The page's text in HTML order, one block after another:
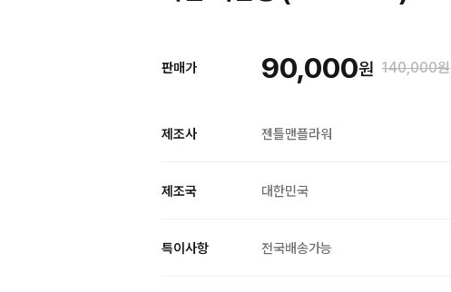
판매가 90,000원 140,000원
제조사 젠틀맨플라워
제조국 대한민국
특이사항 전국배송가능